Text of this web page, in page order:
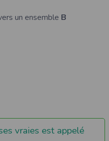
un ensemble B
vraies est appelé